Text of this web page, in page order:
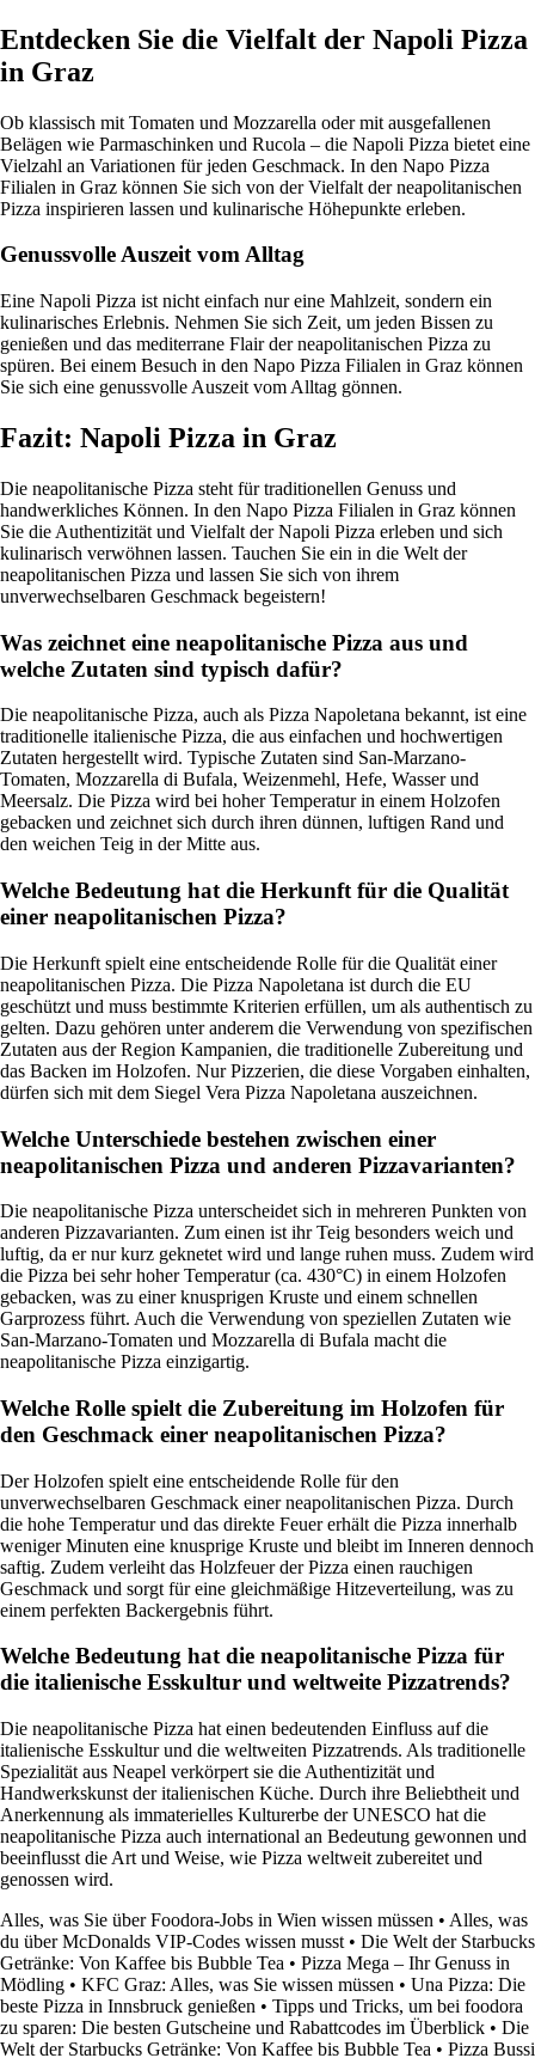
Entdecken Sie die Vielfalt der Napoli Pizza
in Graz
Ob klassisch mit Tomaten und Mozzarella oder mit ausgefallenen
Belägen wie Parmaschinken und Rucola – die Napoli Pizza bietet eine
Vielzahl an Variationen für jeden Geschmack. In den Napo Pizza
Filialen in Graz können Sie sich von der Vielfalt der neapolitanischen
Pizza inspirieren lassen und kulinarische Höhepunkte erleben.
Genussvolle Auszeit vom Alltag
Eine Napoli Pizza ist nicht einfach nur eine Mahlzeit, sondern ein
kulinarisches Erlebnis. Nehmen Sie sich Zeit, um jeden Bissen zu
genießen und das mediterrane Flair der neapolitanischen Pizza zu
spüren. Bei einem Besuch in den Napo Pizza Filialen in Graz können
Sie sich eine genussvolle Auszeit vom Alltag gönnen.
Fazit: Napoli Pizza in Graz
Die neapolitanische Pizza steht für traditionellen Genuss und
handwerkliches Können. In den Napo Pizza Filialen in Graz können
Sie die Authentizität und Vielfalt der Napoli Pizza erleben und sich
kulinarisch verwöhnen lassen. Tauchen Sie ein in die Welt der
neapolitanischen Pizza und lassen Sie sich von ihrem
unverwechselbaren Geschmack begeistern!
Was zeichnet eine neapolitanische Pizza aus und
welche Zutaten sind typisch dafür?
Die neapolitanische Pizza, auch als Pizza Napoletana bekannt, ist eine
traditionelle italienische Pizza, die aus einfachen und hochwertigen
Zutaten hergestellt wird. Typische Zutaten sind San-Marzano-
Tomaten, Mozzarella di Bufala, Weizenmehl, Hefe, Wasser und
Meersalz. Die Pizza wird bei hoher Temperatur in einem Holzofen
gebacken und zeichnet sich durch ihren dünnen, luftigen Rand und
den weichen Teig in der Mitte aus.
Welche Bedeutung hat die Herkunft für die Qualität
einer neapolitanischen Pizza?
Die Herkunft spielt eine entscheidende Rolle für die Qualität einer
neapolitanischen Pizza. Die Pizza Napoletana ist durch die EU
geschützt und muss bestimmte Kriterien erfüllen, um als authentisch zu
gelten. Dazu gehören unter anderem die Verwendung von spezifischen
Zutaten aus der Region Kampanien, die traditionelle Zubereitung und
das Backen im Holzofen. Nur Pizzerien, die diese Vorgaben einhalten,
dürfen sich mit dem Siegel Vera Pizza Napoletana auszeichnen.
Welche Unterschiede bestehen zwischen einer
neapolitanischen Pizza und anderen Pizzavarianten?
Die neapolitanische Pizza unterscheidet sich in mehreren Punkten von
anderen Pizzavarianten. Zum einen ist ihr Teig besonders weich und
luftig, da er nur kurz geknetet wird und lange ruhen muss. Zudem wird
die Pizza bei sehr hoher Temperatur (ca. 430°C) in einem Holzofen
gebacken, was zu einer knusprigen Kruste und einem schnellen
Garprozess führt. Auch die Verwendung von speziellen Zutaten wie
San-Marzano-Tomaten und Mozzarella di Bufala macht die
neapolitanische Pizza einzigartig.
Welche Rolle spielt die Zubereitung im Holzofen für
den Geschmack einer neapolitanischen Pizza?
Der Holzofen spielt eine entscheidende Rolle für den
unverwechselbaren Geschmack einer neapolitanischen Pizza. Durch
die hohe Temperatur und das direkte Feuer erhält die Pizza innerhalb
weniger Minuten eine knusprige Kruste und bleibt im Inneren dennoch
saftig. Zudem verleiht das Holzfeuer der Pizza einen rauchigen
Geschmack und sorgt für eine gleichmäßige Hitzeverteilung, was zu
einem perfekten Backergebnis führt.
Welche Bedeutung hat die neapolitanische Pizza für
die italienische Esskultur und weltweite Pizzatrends?
Die neapolitanische Pizza hat einen bedeutenden Einfluss auf die
italienische Esskultur und die weltweiten Pizzatrends. Als traditionelle
Spezialität aus Neapel verkörpert sie die Authentizität und
Handwerkskunst der italienischen Küche. Durch ihre Beliebtheit und
Anerkennung als immaterielles Kulturerbe der UNESCO hat die
neapolitanische Pizza auch international an Bedeutung gewonnen und
beeinflusst die Art und Weise, wie Pizza weltweit zubereitet und
genossen wird.
Alles, was Sie über Foodora-Jobs in Wien wissen müssen • Alles, was
du über McDonalds VIP-Codes wissen musst • Die Welt der Starbucks
Getränke: Von Kaffee bis Bubble Tea • Pizza Mega – Ihr Genuss in
Mödling • KFC Graz: Alles, was Sie wissen müssen • Una Pizza: Die
beste Pizza in Innsbruck genießen • Tipps und Tricks, um bei foodora
zu sparen: Die besten Gutscheine und Rabattcodes im Überblick • Die
Welt der Starbucks Getränke: Von Kaffee bis Bubble Tea • Pizza Bussi